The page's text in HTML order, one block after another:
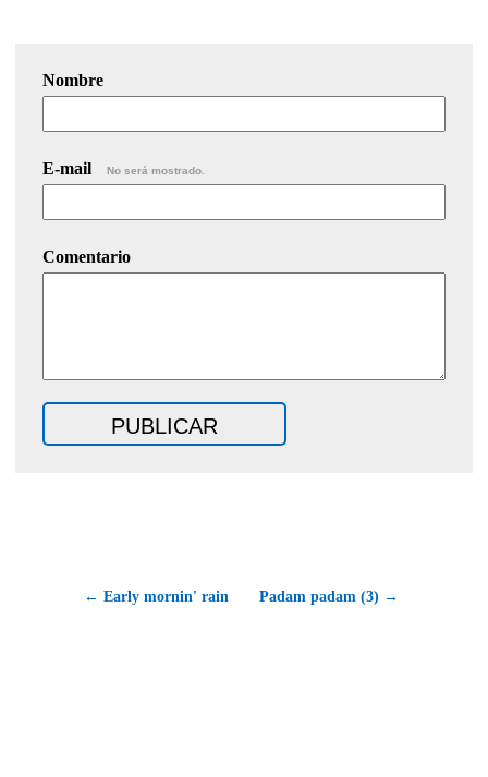
Nombre
E-mail No será mostrado.
Comentario
← Early mornin' rain Padam padam (3) →